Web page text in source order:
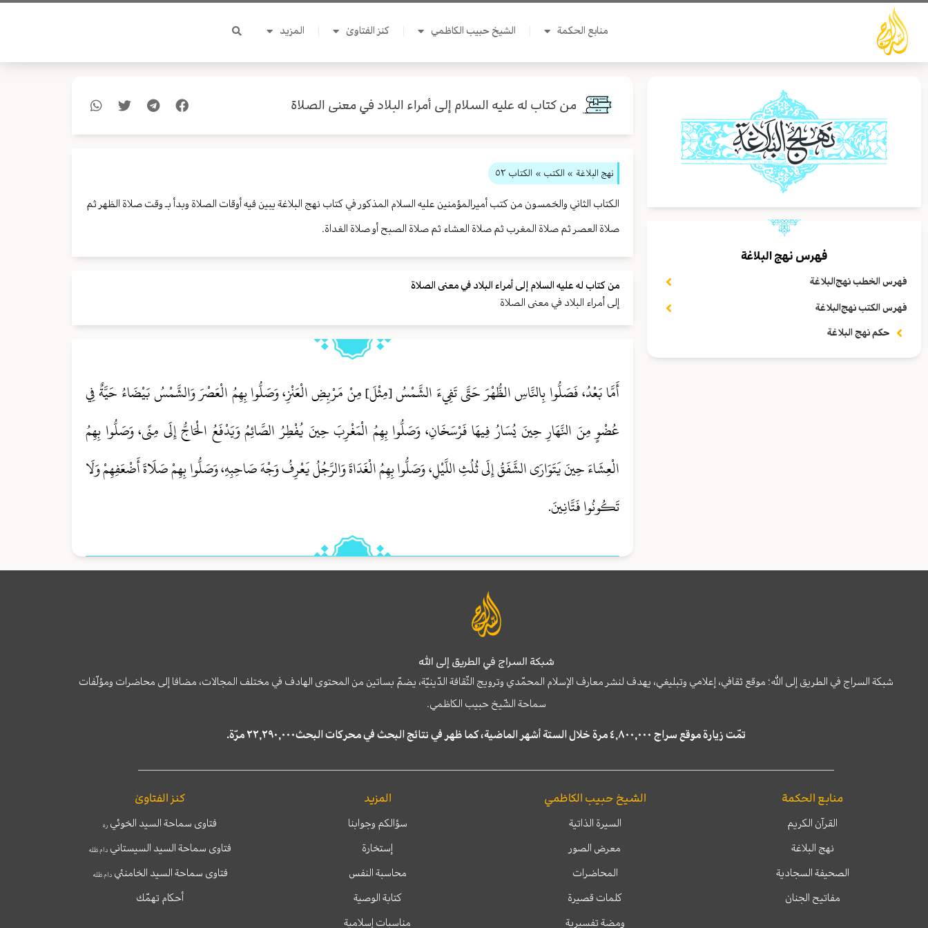
تخطي
المحتوى
منابع الحكمة الشيخ حبيب الكاظمي كنز الفتاوىٰ المزيد
فهرس نهج البلاغة
فهرس الخطب نهج‌البلاغة
فهرس الكتب نهج‌البلاغة
حكم نهج البلاغة
من كتاب له عليه السلام إلى أمراء البلاد في معنى الصلاة
نهج البلاغة » الكتب » الكتاب ٥٢
الكتاب الثاني والخمسون من كتب أميرالمؤمنين عليه السلام المذكور في كتاب نهج البلاغة يبين فيه أوقات الصلاة وبدأ بـ وقت صلاة الظهر ثم
صلاة العصر ثم صلاة المغرب ثم صلاة العشاء ثم صلاة الصبح أو صلاة الغداة.
من كتاب له عليه السلام إلى أمراء البلاد في معنى الصلاة
إلى أمراء البلاد في معنى الصلاة
أَمَّا بَعْدُ، فَصَلُّوا بِالنَّاسِ الظُّهْرَ حَتَّى تَفِيءَ الشَّمْسُ [مِثْلَ] مِنْ مَرْبِضِ الْعَنْزِ، وَصَلُّوا بِهِمُ الْعَصْرَ وَالشَّمْسُ بَيْضَاءُ حَيَّةٌ فِي
عُضْوٍ مِنَ النَّهَارِ حِينَ يُسَارُ فِيهَا فَرْسَخَانِ، وَصَلُّوا بِهِمُ الْمَغْرِبَ حِينَ يُفْطِرُ الصَّائِمُ وَيَدْفَعُ الْحَاجُّ إِلَى مِنًى، وَصَلُّوا بِهِمُ
الْعِشَاءَ حِينَ يَتَوَارَى الشَّفَقُ إِلَى ثُلُثِ اللَّيْلِ، وَصَلُّوا بِهِمُ الْغَدَاةَ وَالرَّجُلُ يَعْرِفُ وَجْهَ صَاحِبِهِ، وَصَلُّوا بِهِمْ صَلَاةَ أَضْعَفِهِمْ وَلَا
تَكُونُوا فَتَّانِينَ.
شبكة السراج في الطريق إلى الله
شبكة السراج في الطريق إلى الله؛ موقع ثقافي، إعلامي وتبليغي، يهدف لنشر معارف الإسلام المحمّدي وترويج الثّقافة الدّينيّة، يضمّ بساتين من المحتوى الهادف في مختلف المجالات، مضافا إلى محاضرات ومؤلّفات
سماحة الشّيخ حبيب الكاظمي.
تمّت زيارة موقع سراج ٤,٨٠٠,٠٠٠ مرة خلال الستة أشهر الماضية، كما ظهر في نتائج البحث في محركات البحث٢٢,٢٩٠,٠٠٠ مرّة.
منابع الحكمة
القرآن الكريم
نهج البلاغة
الصحيفة السجادية
مفاتيح الجنان
الشيخ حبيب الكاظمي
السيرة الذاتية
معرض الصور
المحاضرات
كلمات قصيرة
ومضة تفسيرية
المزيد
سؤالكم وجوابنا
إستخارة
محاسبة النفس
كتابة الوصية
مناسبات إسلامية
كنز الفتاوىٰ
فتاوى سماحة السيد الخوئي ره
فتاوى سماحة السيد السيستاني دام ظله
فتاوى سماحة السيد الخامنئيدام ظله
أحكام تهمّك